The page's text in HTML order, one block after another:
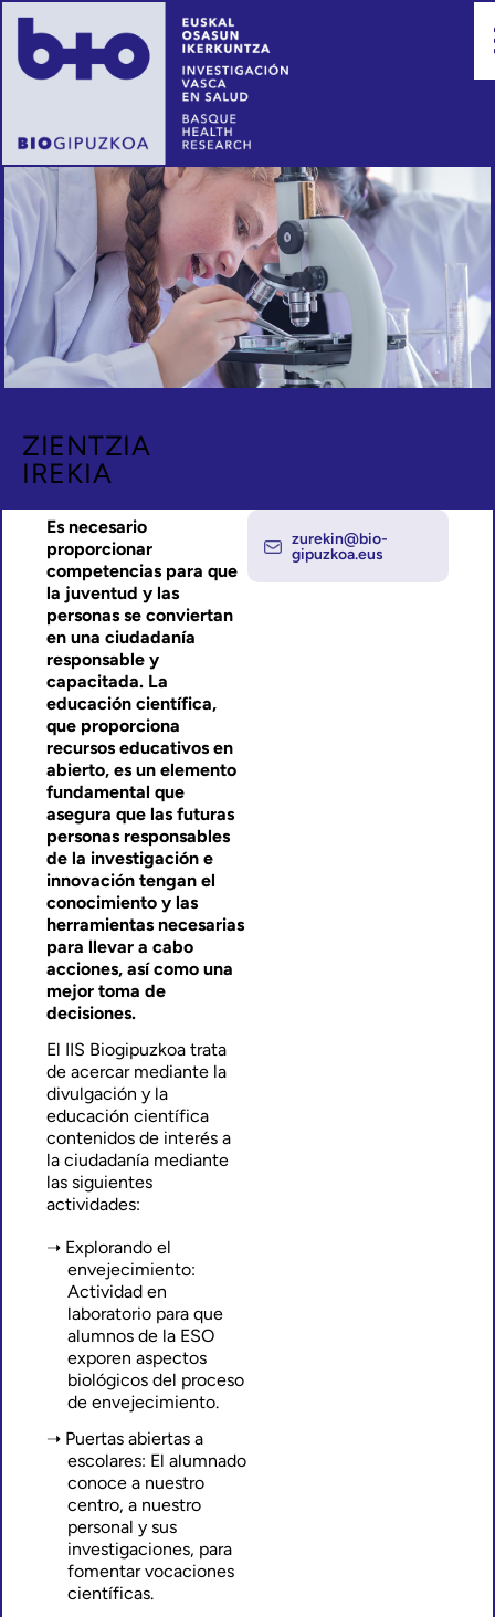
ZIENTZIA
IREKIA
Es necesario
proporcionar
competencias para que
la juventud y las
personas se conviertan
en una ciudadanía
responsable y
capacitada. La
educación científica,
que proporciona
recursos educativos en
abierto, es un elemento
fundamental que
asegura que las futuras
personas responsables
de la investigación e
innovación tengan el
conocimiento y las
herramientas necesarias
para llevar a cabo
acciones, así como una
mejor toma de
decisiones.
El IIS Biogipuzkoa trata
de acercar mediante la
divulgación y la
educación científica
contenidos de interés a
la ciudadanía mediante
las siguientes
actividades:
Explorando el
envejecimiento:
Actividad en
laboratorio para que
alumnos de la ESO
exporen aspectos
biológicos del proceso
de envejecimiento.
Puertas abiertas a
escolares: El alumnado
conoce a nuestro
centro, a nuestro
personal y sus
investigaciones, para
fomentar vocaciones
científicas.
zurekin@bio-
gipuzkoa.eus